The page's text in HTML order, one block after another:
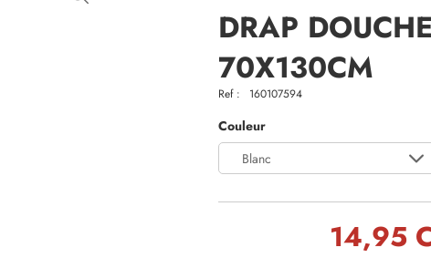
DRAP
70X130CM
Ref : 160107594
Couleur
Blanc
14,95